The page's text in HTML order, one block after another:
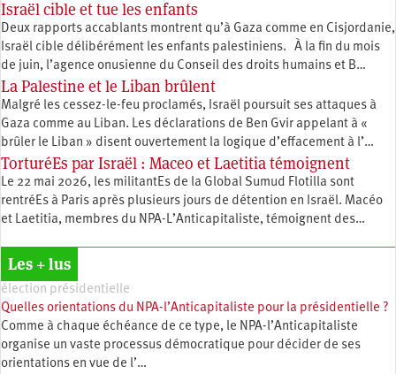
Israël cible et tue les enfants
Deux rapports accablants montrent qu’à Gaza comme en Cisjordanie,
Israël cible délibérément les enfants palestiniens. À la fin du mois
de juin, l’agence onusienne du Conseil des droits humains et B…
La Palestine et le Liban brûlent
Malgré les cessez-le-feu proclamés, Israël poursuit ses attaques à
Gaza comme au Liban. Les déclarations de Ben Gvir appelant à «
brûler le Liban » disent ouvertement la logique d’effacement à l’…
TorturéEs par Israël : Maceo et Laetitia témoignent
Le 22 mai 2026, les militantEs de la Global Sumud Flotilla sont
rentréEs à Paris après plusieurs jours de détention en Israël. Macéo
et Laetitia, membres du ‪NPA-L’Anticapitaliste, témoignent des…
Les + lus
élection présidentielle
Quelles orientations du NPA-l’Anticapitaliste pour la présidentielle ?
Comme à chaque échéance de ce type, le NPA-l’Anticapitaliste
organise un vaste processus démocratique pour décider de ses
orientations en vue de l’…